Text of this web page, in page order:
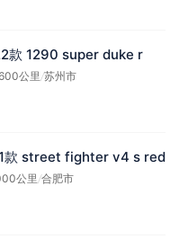
款 1290 super duke r
公里/苏州市
款 street fighter v4 s red
公里/合肥市